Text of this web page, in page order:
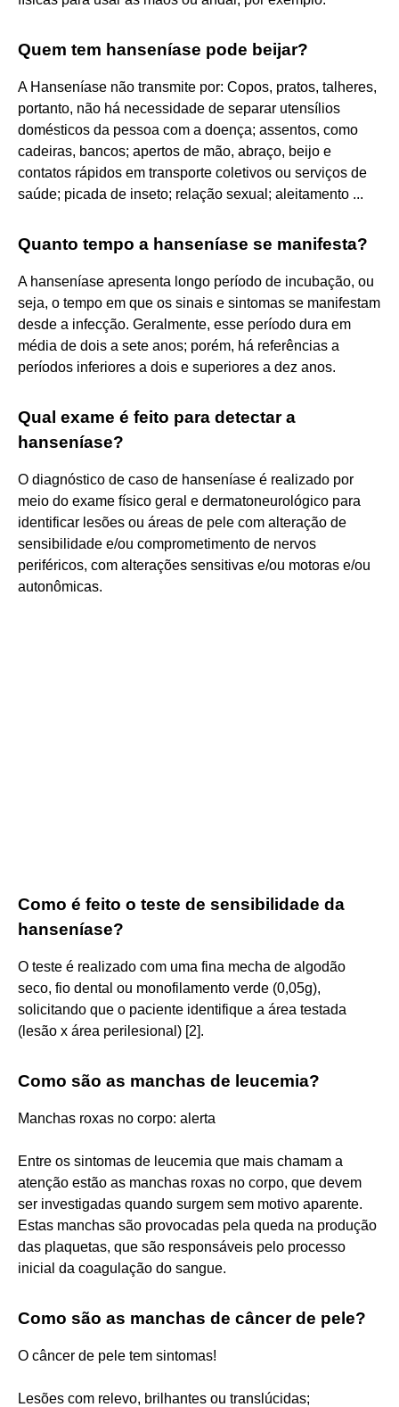
Quem tem hanseníase pode beijar?
A Hanseníase não transmite por: Copos, pratos, talheres,
portanto, não há necessidade de separar utensílios
domésticos da pessoa com a doença; assentos, como
cadeiras, bancos; apertos de mão, abraço, beijo e
contatos rápidos em transporte coletivos ou serviços de
saúde; picada de inseto; relação sexual; aleitamento ...
Quanto tempo a hanseníase se manifesta?
A hanseníase apresenta longo período de incubação, ou
seja, o tempo em que os sinais e sintomas se manifestam
desde a infecção. Geralmente, esse período dura em
média de dois a sete anos; porém, há referências a
períodos inferiores a dois e superiores a dez anos.
Qual exame é feito para detectar a
hanseníase?
O diagnóstico de caso de hanseníase é realizado por
meio do exame físico geral e dermatoneurológico para
identificar lesões ou áreas de pele com alteração de
sensibilidade e/ou comprometimento de nervos
periféricos, com alterações sensitivas e/ou motoras e/ou
autonômicas.
Como é feito o teste de sensibilidade da
hanseníase?
O teste é realizado com uma fina mecha de algodão
seco, fio dental ou monofilamento verde (0,05g),
solicitando que o paciente identifique a área testada
(lesão x área perilesional) [2].
Como são as manchas de leucemia?
Manchas roxas no corpo: alerta
Entre os sintomas de leucemia que mais chamam a
atenção estão as manchas roxas no corpo, que devem
ser investigadas quando surgem sem motivo aparente.
Estas manchas são provocadas pela queda na produção
das plaquetas, que são responsáveis pelo processo
inicial da coagulação do sangue.
Como são as manchas de câncer de pele?
O câncer de pele tem sintomas!
Lesões com relevo, brilhantes ou translúcidas;